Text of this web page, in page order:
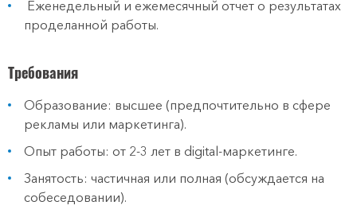
Еженедельный и ежемесячный отчет о результатах
проделанной работы.
Требования
Образование: высшее (предпочтительно в сфере
рекламы или маркетинга).
Опыт работы: от 2-3 лет в digital-маркетинге.
Занятость: частичная или полная (обсуждается на
собеседовании).